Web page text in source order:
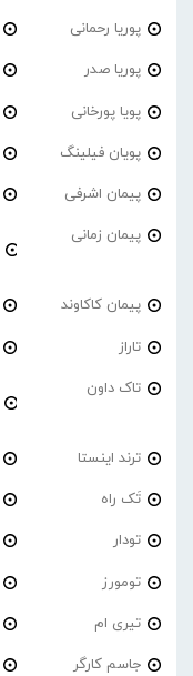
پوریا رحمانی
پوریا صدر
پویا پورخانی
پویان فیلینگ
پیمان اشرفی
پیمان زمانی
پیمان کاکاوند
تاراز
تاک داون
ترند اینستا
تَک راه
تودار
تومورز
تیری ام
جاسم کارگر